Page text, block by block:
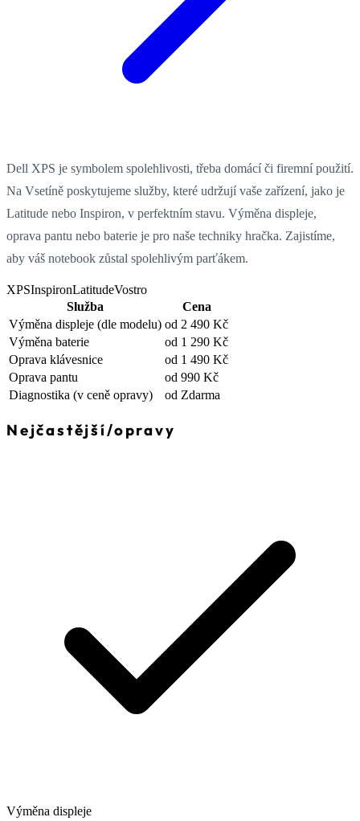
Dell XPS je symbolem spolehlivosti, třeba domácí či firemní použití.
Na Vsetíně poskytujeme služby, které udržují vaše zařízení, jako je
Latitude nebo Inspiron, v perfektním stavu. Výměna displeje,
oprava pantu nebo baterie je pro naše techniky hračka. Zajistíme,
aby váš notebook zůstal spolehlivým parťákem.
XPSInspironLatitudeVostro
Služba
Cena
Výměna displeje (dle modelu) od 2 490 Kč
Výměna baterie
od 1 290 Kč
Oprava klávesnice
od 1 490 Kč
Oprava pantu
od 990 Kč
Diagnostika (v ceně opravy) od Zdarma
Nejčastější/opravy
Výměna displeje